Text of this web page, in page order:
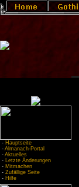
- Hauptseite
- Almanach-Portal
- Aktuelles
- Letzte Änderungen
- Mitmachen
- Zufällige Seite
- Hilfe